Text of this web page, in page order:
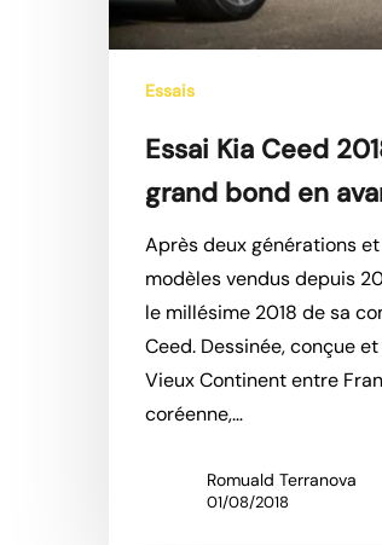
Hit enter to search or ESC to
en
Essais
Essai Kia Ceed
grand bond en
Après deux générations et
modèles vendus depuis
le millésime 2018 de sa
Ceed. Dessinée, conçue
Vieux Continent entre
coréenne,…
Romuald Terranova
01/08/2018